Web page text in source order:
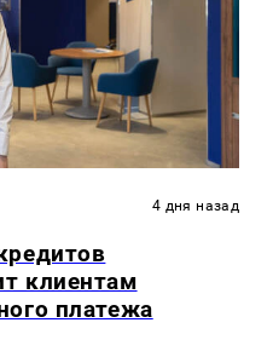
4 дня назад
клиентам
платежа